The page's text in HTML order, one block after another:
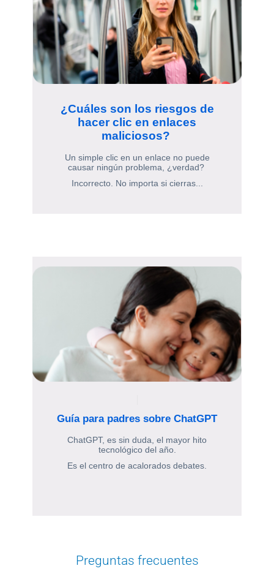
¿Cuáles son los riesgos de
hacer clic en enlaces
maliciosos?
Un simple clic en un enlace no puede
causar ningún problema, ¿verdad?
Incorrecto. No importa si cierras...
Guía para padres sobre ChatGPT
ChatGPT, es sin duda, el mayor hito
tecnológico del año.
Es el centro de acalorados debates.
Preguntas frecuentes